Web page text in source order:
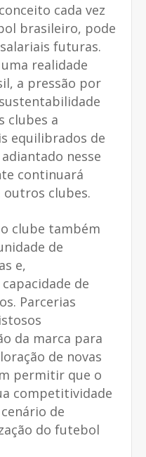
cada vez
brasileiro, pode
futuras.
realidade
a pressão por
clubes a
equilibrados de
nesse
continuará
clubes.
clube também
de
e,
de
Parcerias
da marca para
de novas
permitir que o
competitividade
de
do futebol